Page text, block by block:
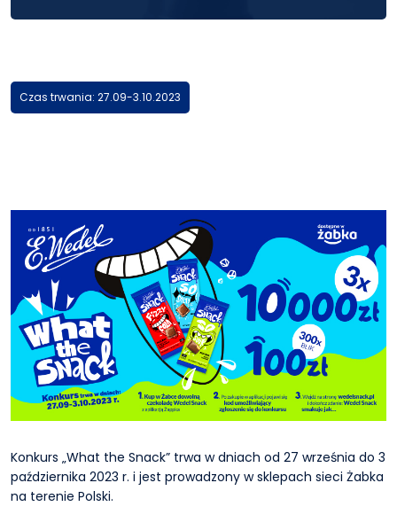
Czas trwania: 27.09-3.10.2023
Konkurs „What the Snack” trwa w dniach od 27 września do 3
października 2023 r. i jest prowadzony w sklepach sieci Żabka
na terenie Polski.